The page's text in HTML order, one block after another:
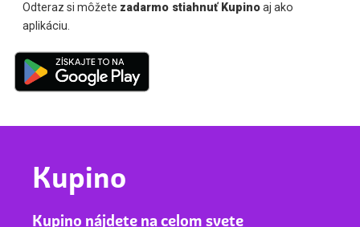
Odteraz si môžete zadarmo stiahnuť Kupinoaj ako
aplikáciu.
Kupino
Kupino nájdete na celom svete